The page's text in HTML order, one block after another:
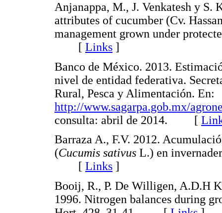
Anjanappa, M., J. Venkatesh y
attributes of cucumber (Cv.
management grown under
[ Links ]
Banco de México. 2013.
nivel de entidad federativa.
Rural, Pesca y Alimentación. En:
http://www.sagarpa.gob.mx/
consulta: abril de 2014. [
Barraza A., F.V. 2012.
(Cucumis sativus L.) en
[ Links ]
Booij, R., P. De Willigen, A.D.H
1996. Nitrogen balances during